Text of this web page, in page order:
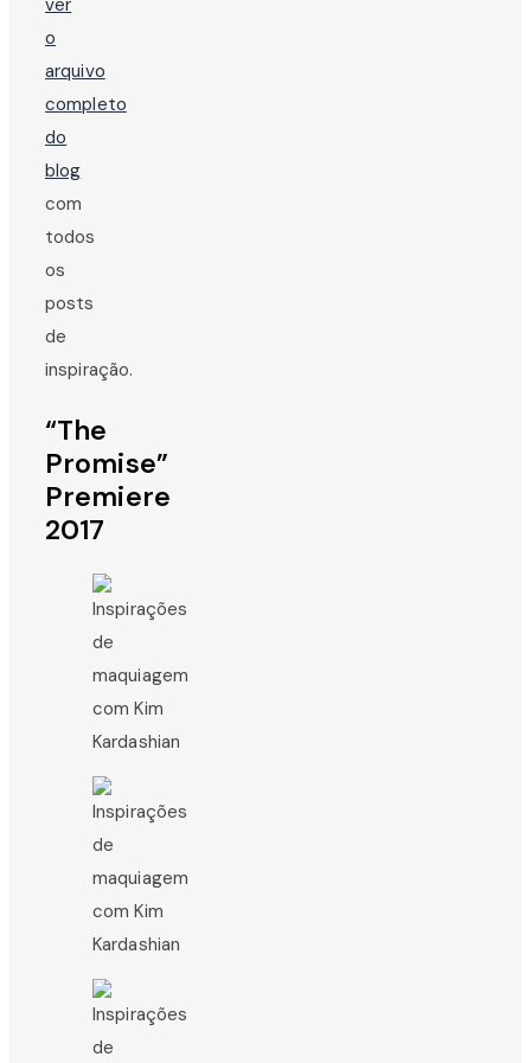
ver
o
arquivo
completo
do
blog
com
todos
os
posts
de
inspiração.
“The
Promise”
Premiere
2017